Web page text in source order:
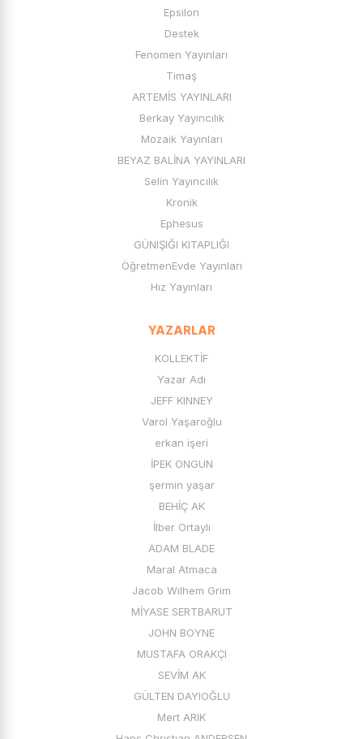
Model Eğitim Yayınları
Berkay Yayıncılık
Analiz Yayınları
Fenomen Çocuk
Çalışkan Arı Yayınları
ÖğretmenEvde Yayınları
Mavi Boncuk Yayınları
Artıeğitim Yayınları
Epsilon
Destek
Fenomen Yayınları
Timaş
ARTEMİS YAYINLARI
Berkay Yayıncılık
Mozaik Yayınları
BEYAZ BALİNA YAYINLARI
Selin Yayıncılık
Kronik
Ephesus
GÜNIŞIĞI KITAPLIĞI
ÖğretmenEvde Yayınları
Hız Yayınları
YAZARLAR
KOLLEKTİF
Yazar Adı
JEFF KINNEY
Varol Yaşaroğlu
erkan işeri
İPEK ONGUN
şermin yaşar
BEHİÇ AK
İlber Ortaylı
ADAM BLADE
Maral Atmaca
Jacob Wılhem Grim
MİYASE SERTBARUT
JOHN BOYNE
MUSTAFA ORAKÇI
SEVİM AK
GÜLTEN DAYIOĞLU
Mert ARIK